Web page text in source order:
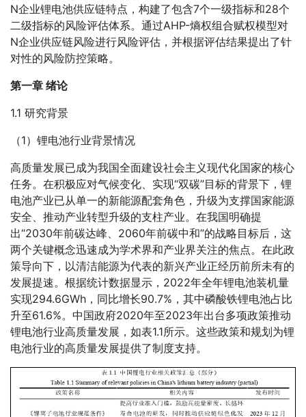
N企业锂电池供应链特点，构建了包含7个一级指标和28个
二级指标的风险评估体系。通过AHP-熵权组合赋权模型对
N企业供应链风险进行风险评估，并根据评估结果提出了针
对性的风险防控策略。
第一章 绪论
1.1 研究背景
（1）锂电池行业背景情况
高质量发展已成为我国全面建设社会主义现代化国家的核心
任务。在积极应对气候变化、实现“双碳”目标的背景下，锂
电池产业已从单一的新能源配套角色，升级为支撑国家能源
安全、推动产业转型升级的支柱产业。在我国明确提
出“2030年前碳达峰、2060年前碳中和”的战略目标后，这
两个关键概念迅速成为学术界和产业界关注的焦点。在此政
策导向下，以清洁能源为代表的新兴产业正经历前所未有的
发展提速。根据统计数据显示，2022年全年锂电池装机量
实现294.6GWh，同比增长90.7%，其中磷酸铁锂电池占比
升至61.6%。中国政府2020年至2023年出台多项政策推动
锂电池行业高质量发展，如表1.1所示。这些政策和规划为锂
电池行业的高质量发展提供了制度支持。